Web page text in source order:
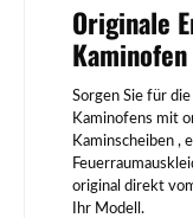
Originale
Kaminofen
Sorgen Sie für
Kaminofens mit
Kaminscheiben ,
original direkt
Ihr Modell.